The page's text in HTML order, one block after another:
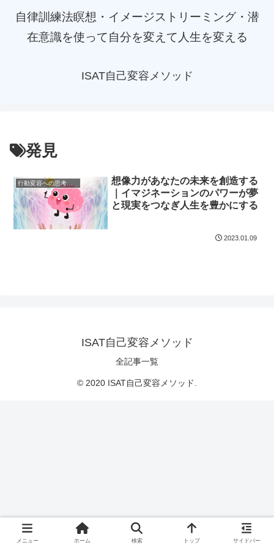
自律訓練法瞑想・イメージストリーミング・潜
在意識を使って自分を変えて人生を変える
ISAT自己変容メソッド
発見
行動変容への思考メソッド
想像力があなたの未来を創造する
｜イマジネーションのパワーが夢
と現実をつなぎ人生を豊かにする
2023.01.09
ISAT自己変容メソッド
全記事一覧
© 2020 ISAT自己変容メソッド.
メニュー ホーム 検索 トップ サイドバー